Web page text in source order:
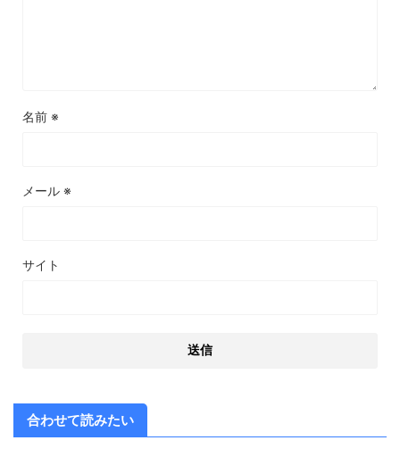
名前 ※
メール ※
サイト
合わせて読みたい